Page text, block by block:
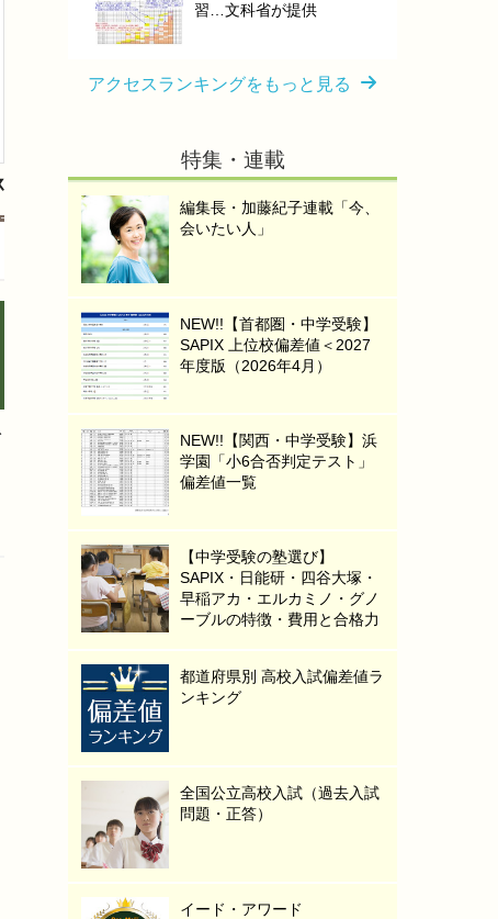
習…文科省が提供
アクセスランキングをもっと見る
特集・連載
編集長・加藤紀子連載「今、
会いたい人」
NEW!!【首都圏・中学受験】
SAPIX 上位校偏差値＜2027
年度版（2026年4月）
NEW!!【関西・中学受験】浜
学園「小6合否判定テスト」
偏差値一覧
【中学受験の塾選び】
SAPIX・日能研・四谷大塚・
早稲アカ・エルカミノ・グノ
ーブルの特徴・費用と合格力
都道府県別 高校入試偏差値ラ
ンキング
全国公立高校入試（過去入試
問題・正答）
イード・アワード